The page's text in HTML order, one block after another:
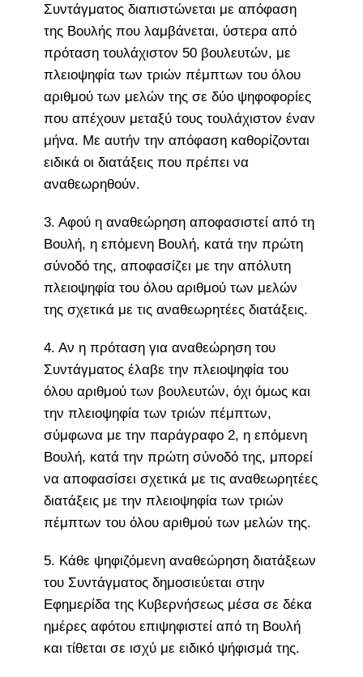
Συντάγματος διαπιστώνεται με απόφαση
της Βουλής που λαμβάνεται, ύστερα από
πρόταση τουλάχιστον 50 βουλευτών, με
πλειοψηφία των τριών πέμπτων του όλου
αριθμού των μελών της σε δύο ψηφοφορίες
που απέχουν μεταξύ τους τουλάχιστον έναν
μήνα. Mε αυτήν την απόφαση καθορίζονται
ειδικά οι διατάξεις που πρέπει να
αναθεωρηθούν.
3. Αφού η αναθεώρηση αποφασιστεί από τη
Βουλή, η επόμενη Βουλή, κατά την πρώτη
σύνοδό της, αποφασίζει με την απόλυτη
πλειοψηφία του όλου αριθμού των μελών
της σχετικά με τις αναθεωρητέες διατάξεις.
4. Aν η πρόταση για αναθεώρηση του
Συντάγματος έλαβε την πλειοψηφία του
όλου αριθμού των βουλευτών, όχι όμως και
την πλειοψηφία των τριών πέμπτων,
σύμφωνα με την παράγραφο 2, η επόμενη
Bουλή, κατά την πρώτη σύνοδό της, μπορεί
να αποφασίσει σχετικά με τις αναθεωρητέες
διατάξεις με την πλειοψηφία των τριών
πέμπτων του όλου αριθμού των μελών της.
5. Κάθε ψηφιζόμενη αναθεώρηση διατάξεων
του Συντάγματος δημοσιεύεται στην
Εφημερίδα της Κυβερνήσεως μέσα σε δέκα
ημέρες αφότου επιψηφιστεί από τη Βουλή
και τίθεται σε ισχύ με ειδικό ψήφισμά της.